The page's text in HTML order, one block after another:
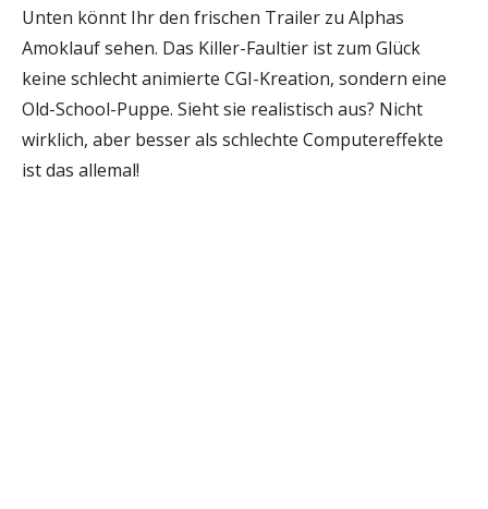
Unten könnt Ihr den frischen Trailer zu Alphas
Amoklauf sehen. Das Killer-Faultier ist zum Glück
keine schlecht animierte CGI-Kreation, sondern eine
Old-School-Puppe. Sieht sie realistisch aus? Nicht
wirklich, aber besser als schlechte Computereffekte
ist das allemal!